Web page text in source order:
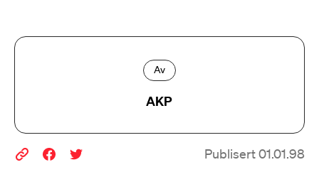
Av
AKP
Publisert 01.01.98